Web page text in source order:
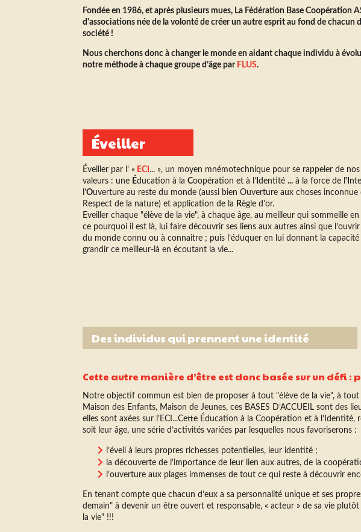
Fondée en 1986, et après plusieurs mues, La Fédération Base Coopération
d'associations née de la volonté de créer un autre esprit au fond de chacun
société !
Nous cherchons donc à changer le monde en aidant chaque individu à
notre méthode à chaque groupe d’âge par FLUS.
Éveiller
Éveiller par l’ « ECI ... », un moyen mnémotechnique pour se rappeler de nos
valeurs : une Éducation à la Coopération et à l’I dentité ...à la force de l 'I
l'Ouverture au reste du monde (aussi bien Ouverture aux choses inconnue
Respect de la nature) et application de la Règle d'or.
Eveiller chaque "élève de la vie", à chaque âge, au meilleur qui sommeille
ce pourquoi il est là, lui faire découvrir ses liens aux autres ainsi que
du monde connu ou à connaitre ; puis l’éduquer en lui donnant la capacité
grandir ce meilleur-là en écoutant la vie...
Des individus qui prennent une identité
Cette autre manière d’être est donc basée sur un défi :
Notre objectif commun est bien de proposer à tout "élève de la vie", à tout
Maison des Enfants, Maison de Jeunes, ces BASES D’ACCUEIL sont des
elles sont axées sur l’ECI...Cette Éducation à la Coopération et à
soit leur âge, une série d’activités variées par lesquelles nous favoriserons :
l’éveil à leurs propres richesses potentielles, leur identité ;
la découverte de l’importance de leur lien aux autres, de la
l’ouverture aux plages immenses de tout ce qui reste à découvrir
En tenant compte que chacun d’eux a sa personnalité unique et ses
demain" à devenir un être ouvert et responsable, « acteur » de sa vie
la vie" !!!